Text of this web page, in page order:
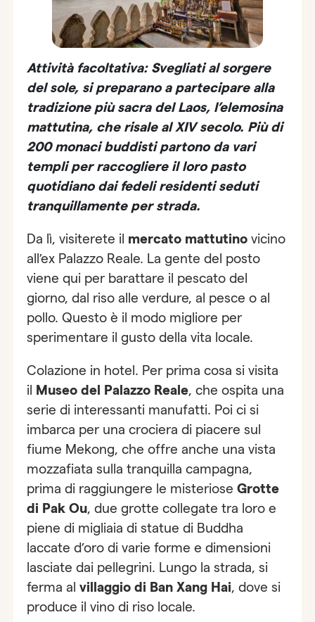
Attività facoltativa: Svegliati al sorgere
del sole, si preparano a partecipare alla
tradizione più sacra del Laos, l’elemosina
mattutina, che risale al XIV secolo. Più di
200 monaci buddisti partono da vari
templi per raccogliere il loro pasto
quotidiano dai fedeli residenti seduti
tranquillamente per strada.
Da lì, visiterete il mercato mattutino vicino
all’ex Palazzo Reale. La gente del posto
viene qui per barattare il pescato del
giorno, dal riso alle verdure, al pesce o al
pollo. Questo è il modo migliore per
sperimentare il gusto della vita locale.
Colazione in hotel. Per prima cosa si visita
il
Museo del Palazzo Reale, che ospita una
serie di interessanti manufatti. Poi ci si
imbarca per una crociera di piacere sul
fiume Mekong, che offre anche una vista
mozzafiata sulla tranquilla campagna,
prima di raggiungere le misterioseGrotte
di Pak Ou, due grotte collegate tra loro e
piene di migliaia di statue di Buddha
laccate d’oro di varie forme e dimensioni
lasciate dai pellegrini. Lungo la strada, si
ferma alvillaggio di Ban Xang Hai, dove si
produce il vino di riso locale.